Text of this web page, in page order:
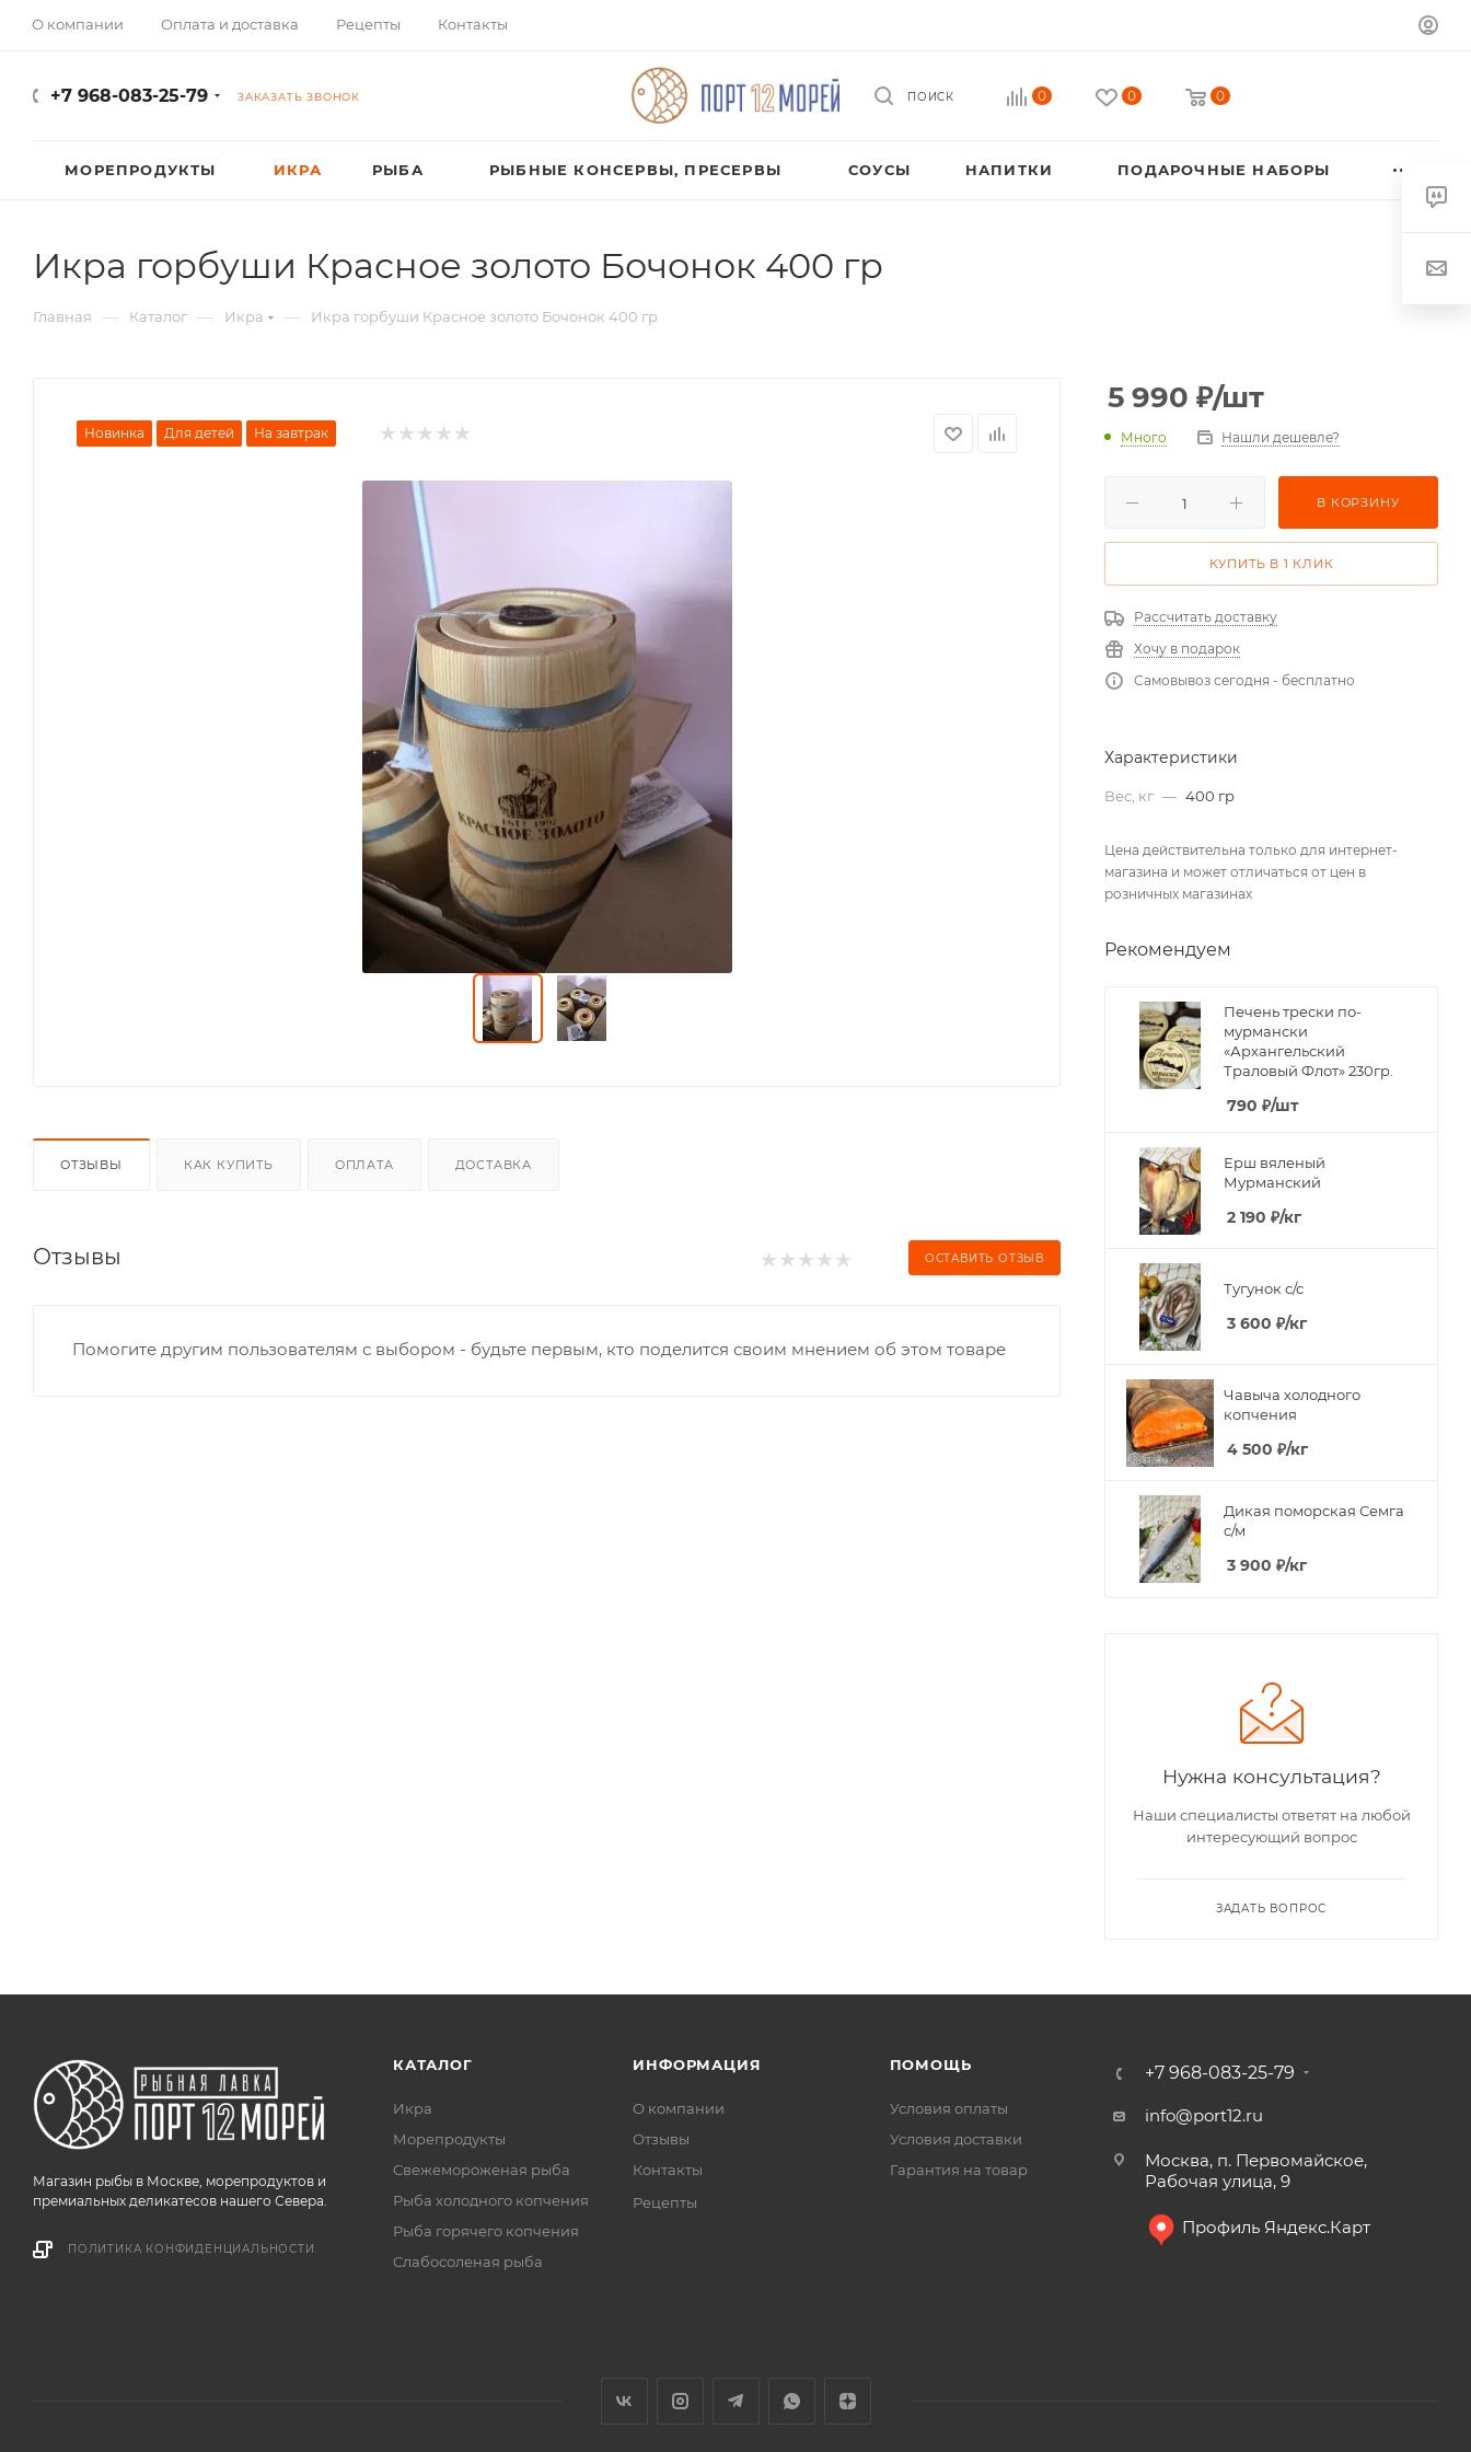
О компании Оплата и доставка Рецепты Контакты
+7 968-083-25-79 ЗАКАЗАТЬ ЗВОНОК ПОИСК 0 0 0
МОРЕПРОДУКТЫ ИКРА РЫБА РЫБНЫЕ КОНСЕРВЫ, ПРЕСЕРВЫ СОУСЫ НАПИТКИ ПОДАРОЧНЫЕ НАБОРЫ
Икра горбуши Красное золото Бочонок 400 гр
Главная — Каталог — Икра — Икра горбуши Красное золото Бочонок 400 гр
Новинка Для детей На завтрак
ОТЗЫВЫ КАК КУПИТЬ ОПЛАТА ДОСТАВКА
Отзывы ОСТАВИТЬ ОТЗЫВ
Помогите другим пользователям с выбором - будьте первым, кто поделится своим мнением об этом товаре
5 990 ₽/шт
Много Нашли дешевле?
В КОРЗИНУ
КУПИТЬ В 1 КЛИК
Рассчитать доставку
Хочу в подарок
Самовывоз сегодня - бесплатно
Характеристики
Вес, кг — 400 гр
Цена действительна только для интернет-
магазина и может отличаться от цен в
розничных магазинах
Рекомендуем
Печень трески по-
мурмански
«Архангельский
Траловый Флот» 230гр.
790 ₽/шт
Ерш вяленый
Мурманский
2 190 ₽/кг
Тугунок с/с
3 600 ₽/кг
Чавыча холодного
копчения
4 500 ₽/кг
Дикая поморская Семга
с/м
3 900 ₽/кг
Нужна консультация?
Наши специалисты ответят на любой
интересующий вопрос
ЗАДАТЬ ВОПРОС
Магазин рыбы в Москве, морепродуктов и
премиальных деликатесов нашего Севера.
ПОЛИТИКА КОНФИДЕНЦИАЛЬНОСТИ
КАТАЛОГ
Икра
Морепродукты
Свежемороженая рыба
Рыба холодного копчения
Рыба горячего копчения
Слабосоленая рыба
ИНФОРМАЦИЯ
О компании
Отзывы
Контакты
Рецепты
ПОМОЩЬ
Условия оплаты
Условия доставки
Гарантия на товар
+7 968-083-25-79
info@port12.ru
Москва, п. Первомайское,
Рабочая улица, 9
Профиль Яндекс.Карт